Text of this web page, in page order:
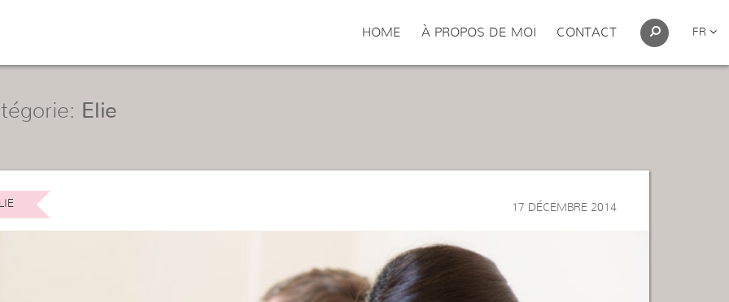
HOME À PROPOS DE MOI CONTACT FR
Elie
17 DÉCEMBRE 2014